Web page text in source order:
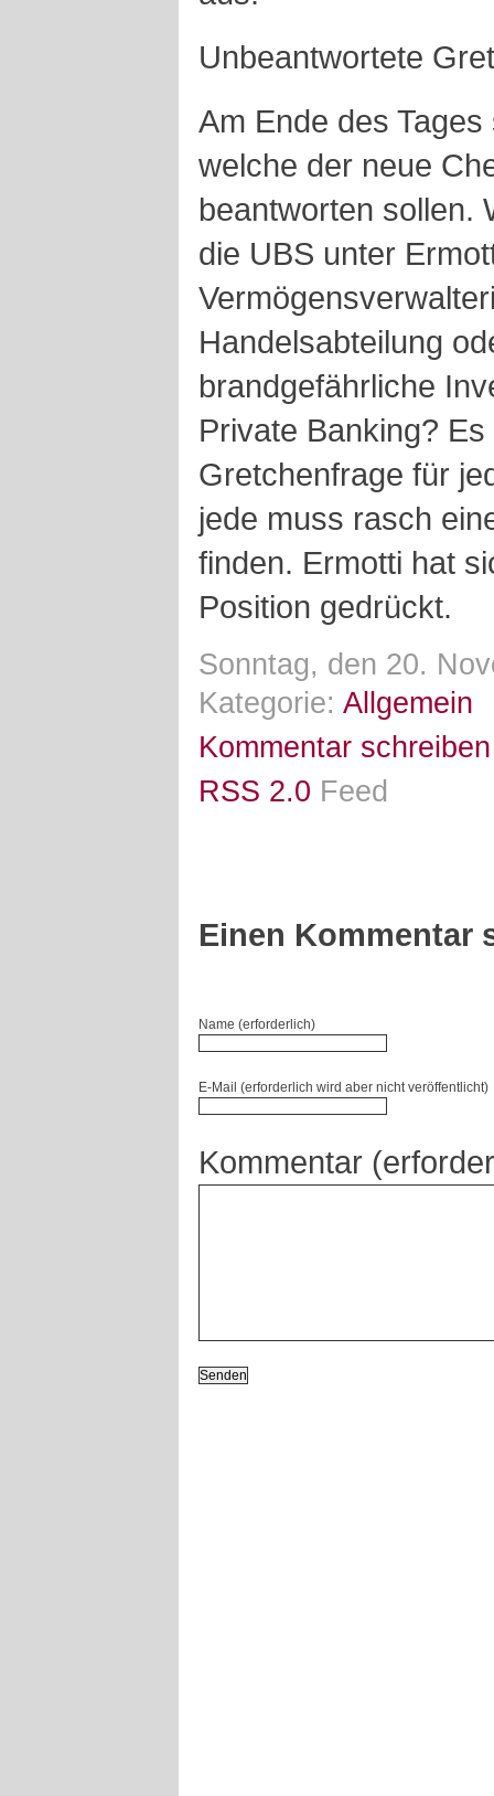
Unbeantwortete
Am Ende des
welche der neue
beantworten sollen.
die UBS unter
Handelsabteilung
brandgefährliche
Private Banking?
Gretchenfrage für
jede muss rasch
finden. Ermotti hat
Position gedrückt.
Sonntag, den 20.
Kategorie: Allgemein
Kommentar schreiben
RSS 2.0 Feed
Einen Kommentar
Name (erforderlich)
E-Mail (erforderlich wird aber nicht veröffentlicht)
Kommentar